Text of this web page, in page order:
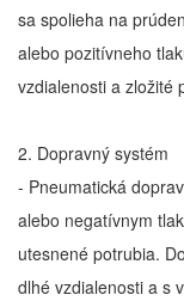
sa spolieha na
alebo pozitívneho
vzdialenosti a zložité
2. Dopravný systém
- Pneumatická
alebo negatívnym
utesnené potrubia.
dlhé vzdialenosti a s